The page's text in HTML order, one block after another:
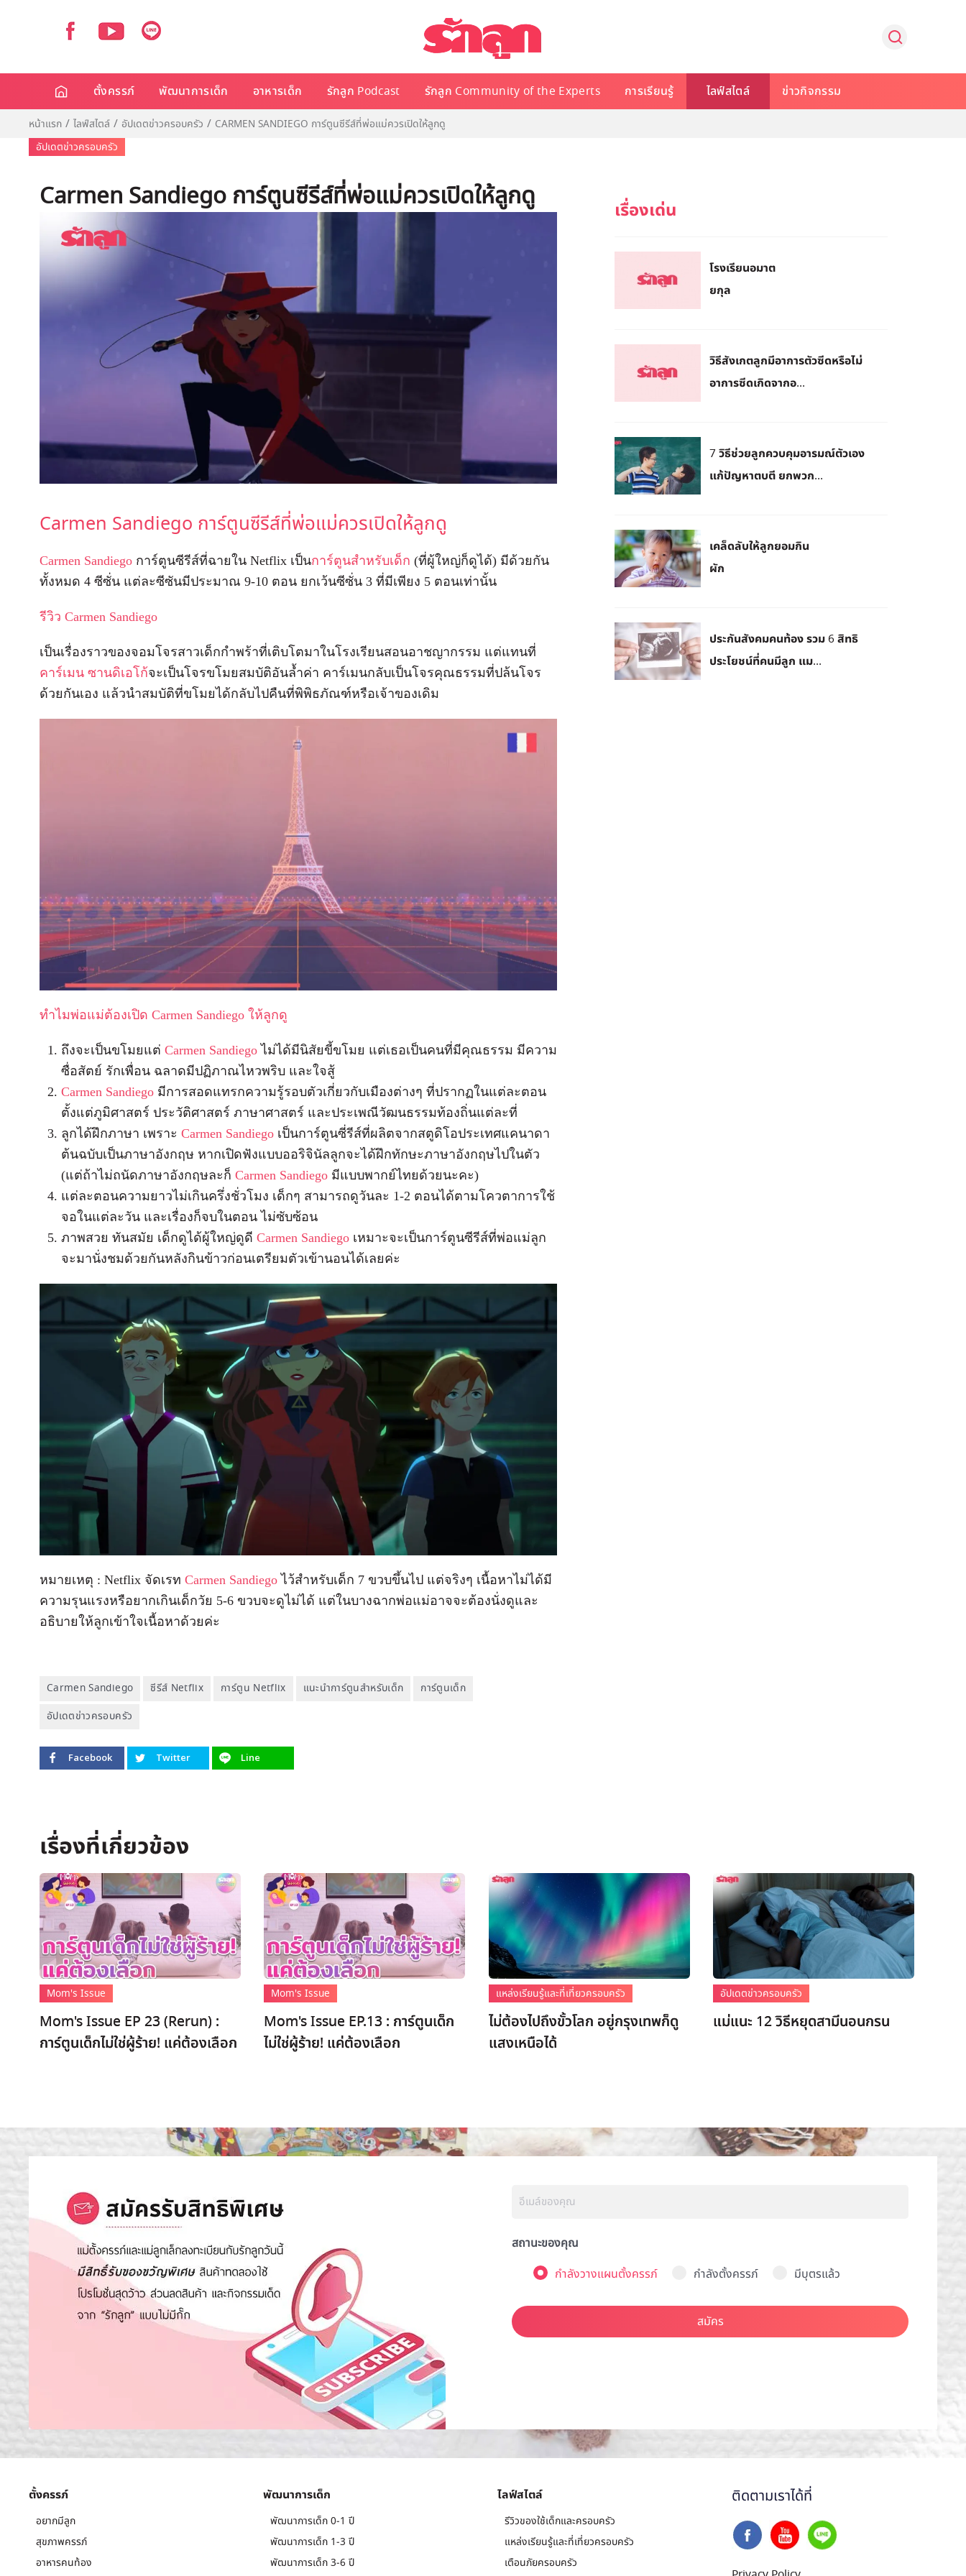
ตั้งครรภ์ พัฒนาการเด็ก อาหารเด็ก รักลูก Podcast รักลูก Community of the Experts การเรียนรู้ ไลฟ์สไตล์ ข่าวกิจกรรม
หน้าแรก ไลฟ์สไตล์ อัปเดตข่าวครอบครัว
CARMEN SANDIEGO การ์ตูนซีรีส์ที่พ่อแม่ควรเปิดให้ลูกดู
อัปเดตข่าวครอบครัว
Carmen Sandiego การ์ตูนซีรีส์ที่พ่อแม่ควรเปิดให้ลูกดู
Carmen Sandiego การ์ตูนซีรีส์ที่พ่อแม่ควรเปิดให้ลูกดู
Carmen Sandiego การ์ตูนซีรีส์ที่ฉายใน Netflix เป็นการ์ตูนสำหรับเด็ก (ที่ผู้ใหญ่ก็ดูได้) มีด้วยกัน
ทั้งหมด 4 ซีซั่น แต่ละซีซันมีประมาณ 9-10 ตอน ยกเว้นซีซั่น 3 ที่มีเพียง 5 ตอนเท่านั้น
รีวิว Carmen Sandiego
เป็นเรื่องราวของจอมโจรสาวเด็กกำพร้าที่เติบโตมาในโรงเรียนสอนอาชญากรรม แต่แทนที่
คาร์เมน ซานดิเอโก้จะเป็นโจรขโมยสมบัติอันล้ำค่า คาร์เมนกลับเป็นโจรคุณธรรมที่ปล้นโจร
ด้วยกันเอง แล้วนำสมบัติที่ขโมยได้กลับไปคืนที่พิพิธภัณฑ์หรือเจ้าของเดิม
ทำไมพ่อแม่ต้องเปิด Carmen Sandiego ให้ลูกดู
ถึงจะเป็นขโมยแต่ Carmen Sandiego ไม่ได้มีนิสัยขี้ขโมย แต่เธอเป็นคนที่มีคุณธรรม มีความ
ซื่อสัตย์ รักเพื่อน ฉลาดมีปฏิภาณไหวพริบ และใจสู้
Carmen Sandiego มีการสอดแทรกความรู้รอบตัวเกี่ยวกับเมืองต่างๆ ที่ปรากฏในแต่ละตอน
ตั้งแต่ภูมิศาสตร์ ประวัติศาสตร์ ภาษาศาสตร์ และประเพณีวัฒนธรรมท้องถิ่นแต่ละที่
ลูกได้ฝึกภาษา เพราะ Carmen Sandiego เป็นการ์ตูนซี่รีส์ที่ผลิตจากสตูดิโอประเทศแคนาดา
ต้นฉบับเป็นภาษาอังกฤษ หากเปิดฟังแบบออริจินัลลูกจะได้ฝึกทักษะภาษาอังกฤษไปในตัว
(แต่ถ้าไม่ถนัดภาษาอังกฤษละก็ Carmen Sandiego มีแบบพากย์ไทยด้วยนะคะ)
แต่ละตอนความยาวไม่เกินครึ่งชั่วโมง เด็กๆ สามารถดูวันละ 1-2 ตอนได้ตามโควตาการใช้
จอในแต่ละวัน และเรื่องก็จบในตอน ไม่ซับซ้อน
ภาพสวย ทันสมัย เด็กดูได้ผู้ใหญ่ดูดี Carmen Sandiego เหมาะจะเป็นการ์ตูนซีรีส์ที่พ่อแม่ลูก
จะมานั่งชมด้วยกันหลังกินข้าวก่อนเตรียมตัวเข้านอนได้เลยค่ะ
หมายเหตุ : Netflix จัดเรท Carmen Sandiego ไว้สำหรับเด็ก 7 ขวบขึ้นไป แต่จริงๆ เนื้อหาไม่ได้มี
ความรุนแรงหรือยากเกินเด็กวัย 5-6 ขวบจะดูไม่ได้ แต่ในบางฉากพ่อแม่อาจจะต้องนั่งดูและ
อธิบายให้ลูกเข้าใจเนื้อหาด้วยค่ะ
Carmen Sandiego ซีรีส์ Netflix การ์ตูน Netflix แนะนำการ์ตูนสำหรับเด็ก
การ์ตูนเด็ก
อัปเดตข่าวครอบครัว
Facebook Twitter Line
โรงเรียนอมาต
ยกุล
วิธีสังเกตลูกมีอาการตัวซีดหรือไม่
อาการซีดเกิดจากอ...
7 วิธีช่วยลูกควบคุมอารมณ์ตัวเอง
แก้ปัญหาตบตี ยกพวก...
เคล็ดลับให้ลูกยอมกิน
ผัก
ประกันสังคมคนท้อง รวม 6 สิทธิ
ประโยชน์ที่คนมีลูก แม...
Mom's Issue
Mom's Issue EP 23 (Rerun) :
การ์ตูนเด็กไม่ใช่ผู้ร้าย! แค่ต้องเลือก
Mom's Issue
Mom's Issue EP.13 : การ์ตูนเด็ก
ไม่ใช่ผู้ร้าย! แค่ต้องเลือก
แหล่งเรียนรู้และที่เที่ยวครอบครัว
ไม่ต้องไปถึงขั้วโลก อยู่กรุงเทพก็ดู
แสงเหนือได้
อัปเดตข่าวครอบครัว
แม่แนะ 12 วิธีหยุดสามีนอนกรน
สถานะของคุณ
กำลังวางแผนตั้งครรภ์
กำลังตั้งครรภ์ มีบุตรแล้ว
สมัคร
ตั้งครรภ์
อยากมีลูก
สุขภาพครรภ์
อาหารคนท้อง
พัฒนาการเด็ก
พัฒนาการเด็ก 0-1 ปี
พัฒนาการเด็ก 1-3 ปี
พัฒนาการเด็ก 3-6 ปี
ไลฟ์สไตล์
รีวิวของใช้เด็กและครอบครัว
แหล่งเรียนรู้และที่เที่ยวครอบครัว
เตือนภัยครอบครัว
ติดตามเราได้ที่